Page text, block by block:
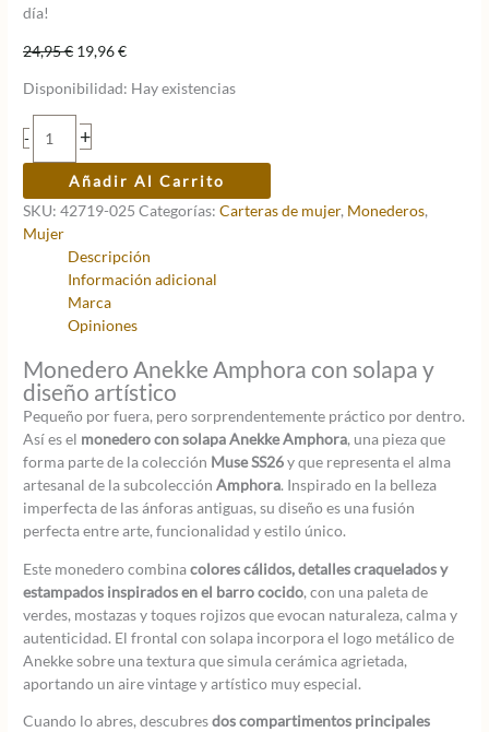
día!
24,95€ El
original
era:
24,95 €.
19,96€El
actual
Disponibilidad: Hay existencias
-
Monedero
con
solapa
Amphora
cantidad
+
Añadir Al Carrito
SKU:42719-025 Categorías:Carteras de mujer, Monederos,
Mujer
Descripción
Información adicional
Marca
Opiniones
Monedero Anekke Amphora con solapa y
diseño artístico
Pequeño por fuera, pero sorprendentemente práctico por dentro.
Así es el monedero con solapa Anekke Amphora, una pieza que
forma parte de la colección Muse SS26y que representa el alma
artesanal de la subcolecciónAmphora. Inspirado en la belleza
imperfecta de las ánforas antiguas, su diseño es una fusión
perfecta entre arte, funcionalidad y estilo único.
Este monedero combinacolores cálidos, detalles craquelados y
estampados inspirados en el barro cocido, con una paleta de
verdes, mostazas y toques rojizos que evocan naturaleza, calma y
autenticidad. El frontal con solapa incorpora el logo metálico de
Anekke sobre una textura que simula cerámica agrietada,
aportando un aire vintage y artístico muy especial.
Cuando lo abres, descubresdos compartimentos principales